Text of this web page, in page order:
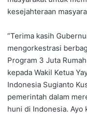
kesejahteraan
‎”Terima kasih
mengorkestrasi
Program 3 Juta
kepada Wakil Ketua
Indonesia Sugianto
pemerintah dalam
huni di Indonesia.